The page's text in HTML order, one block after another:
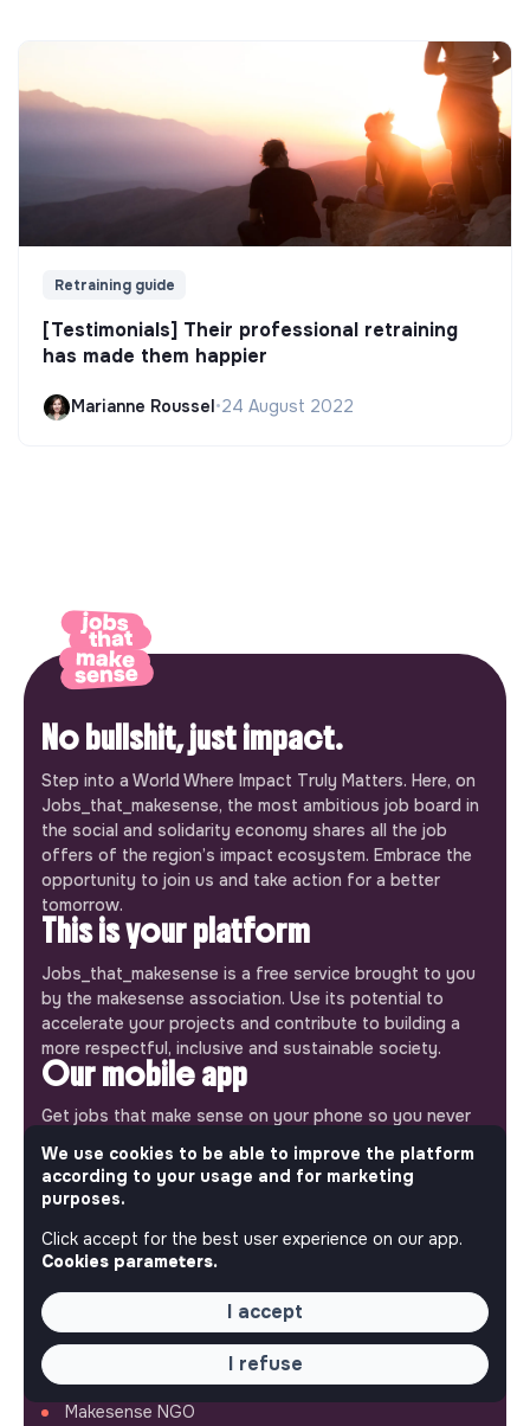
Retraining guide
[Testimonials] Their professional retraining
has made them happier
Marianne Roussel•24 August 2022
No bullshit, just impact.
Step into a World Where Impact Truly Matters. Here, on
Jobs_that_makesense, the most ambitious job board in
the social and solidarity economy shares all the job
offers of the region’s impact ecosystem. Embrace the
opportunity to join us and take action for a better
tomorrow.
This is your platform
Jobs_that_makesense is a free service brought to you
by the makesense association. Use its potential to
accelerate your projects and contribute to building a
more respectful, inclusive and sustainable society.
Our mobile app
Get jobs that make sense on your phone so you never
iPhone Android
ABOUT
Our mission and impact
Makesense NGO
We use cookies to be able to improve the platform
according to your usage and for marketing
purposes.
Click accept for the best user experience on our app.
Cookies parameters.
I accept
I refuse